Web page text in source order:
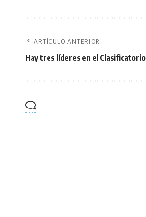
ARTÍCULO ANTERIOR
Hay tres líderes en el Clasificatorio